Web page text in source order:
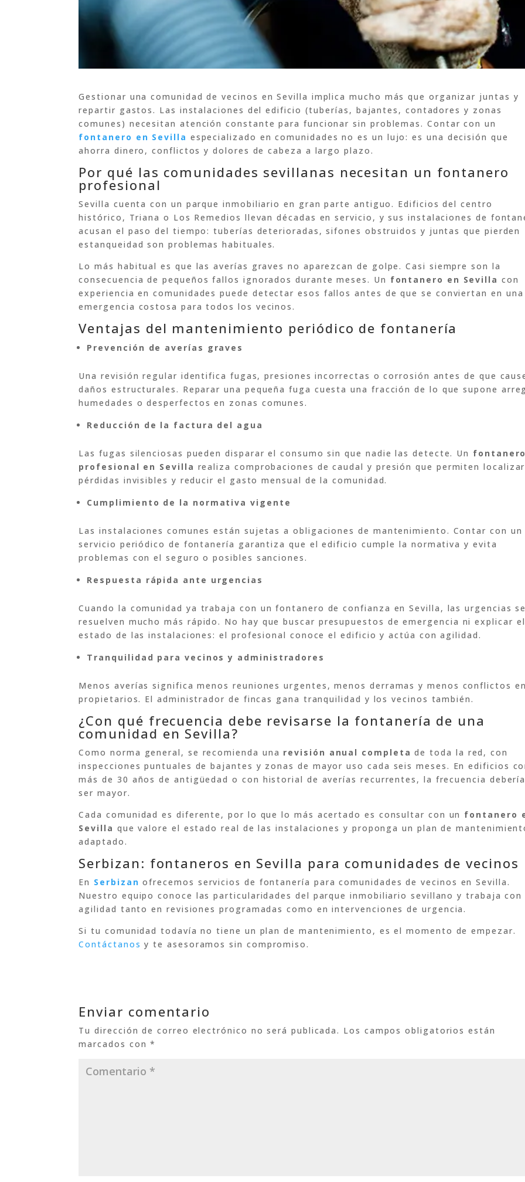
Gestionar una comunidad de vecinos en Sevilla implica mucho más que organizar juntas y
repartir gastos. Las instalaciones del edificio (tuberías, bajantes, contadores y zonas
comunes) necesitan atención constante para funcionar sin problemas. Contar con un
fontanero en Sevilla especializado en comunidades no es un lujo: es una decisión que
ahorra dinero, conflictos y dolores de cabeza a largo plazo.
Por qué las comunidades sevillanas necesitan un fontanero
profesional
Sevilla cuenta con un parque inmobiliario en gran parte antiguo. Edificios del centro
histórico, Triana o Los Remedios llevan décadas en servicio, y sus instalaciones de
acusan el paso del tiempo: tuberías deterioradas, sifones obstruidos y juntas que pierden
estanqueidad son problemas habituales.
Lo más habitual es que las averías graves no aparezcan de golpe. Casi siempre son la
consecuencia de pequeños fallos ignorados durante meses. Un fontanero en Sevilla con
experiencia en comunidades puede detectar esos fallos antes de que se conviertan en una
emergencia costosa para todos los vecinos.
Ventajas del mantenimiento periódico de fontanería
Prevención de averías graves
Una revisión regular identifica fugas, presiones incorrectas o corrosión antes de que
daños estructurales. Reparar una pequeña fuga cuesta una fracción de lo que supone
humedades o desperfectos en zonas comunes.
Reducción de la factura del agua
Las fugas silenciosas pueden disparar el consumo sin que nadie las detecte. Un fontanero
profesional en Sevilla realiza comprobaciones de caudal y presión que permiten localizar
pérdidas invisibles y reducir el gasto mensual de la comunidad.
Cumplimiento de la normativa vigente
Las instalaciones comunes están sujetas a obligaciones de mantenimiento. Contar con un
servicio periódico de fontanería garantiza que el edificio cumple la normativa y evita
problemas con el seguro o posibles sanciones.
Respuesta rápida ante urgencias
Cuando la comunidad ya trabaja con un fontanero de confianza en Sevilla, las urgencias se
resuelven mucho más rápido. No hay que buscar presupuestos de emergencia ni explicar el
estado de las instalaciones: el profesional conoce el edificio y actúa con agilidad.
Tranquilidad para vecinos y administradores
Menos averías significa menos reuniones urgentes, menos derramas y menos conflictos
propietarios. El administrador de fincas gana tranquilidad y los vecinos también.
¿Con qué frecuencia debe revisarse la fontanería de una
comunidad en Sevilla?
Como norma general, se recomienda una revisión anual completa de toda la red, con
inspecciones puntuales de bajantes y zonas de mayor uso cada seis meses. En edificios
más de 30 años de antigüedad o con historial de averías recurrentes, la frecuencia debería
ser mayor.
Cada comunidad es diferente, por lo que lo más acertado es consultar con un fontanero
Sevilla que valore el estado real de las instalaciones y proponga un plan de
adaptado.
Serbizan: fontaneros en Sevilla para comunidades de vecinos
En Serbizan ofrecemos servicios de fontanería para comunidades de vecinos en Sevilla.
Nuestro equipo conoce las particularidades del parque inmobiliario sevillano y trabaja con
agilidad tanto en revisiones programadas como en intervenciones de urgencia.
Si tu comunidad todavía no tiene un plan de mantenimiento, es el momento de empezar.
Contáctanosy te asesoramos sin compromiso.
Enviar comentario
Tu dirección de correo electrónico no será publicada. Los campos obligatorios están
marcados con*